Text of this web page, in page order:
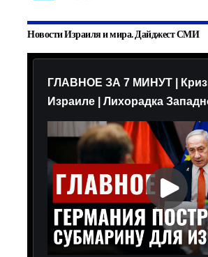
Новости Израиля и мира. Дайджест СМИ